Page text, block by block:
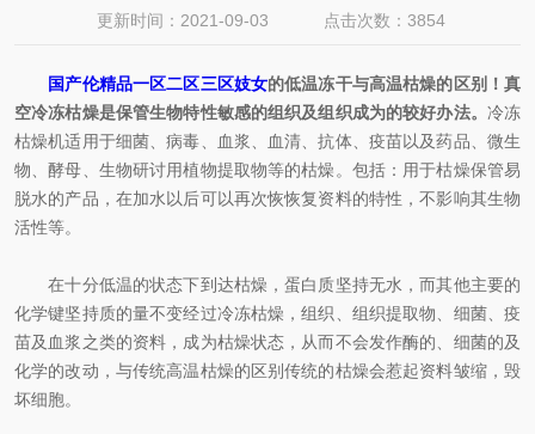
更新时间：2021-09-03 点击次数：3854
国产伦精品一区二区三区妓女的低温冻干与高温枯燥的区别！真
空冷冻枯燥是保管生物特性敏感的组织及组织成为的较好办法。 冷冻
枯燥机适用于细菌、病毒、血浆、血清、抗体、疫苗以及药品、微生
物、酵母、生物研讨用植物提取物等的枯燥。包括：用于枯燥保管易
脱水的产品，在加水以后可以再次恢恢复资料的特性，不影响其生物
活性等。
在十分低温的状态下到达枯燥，蛋白质坚持无水，而其他主要的
化学键坚持质的量不变经过冷冻枯燥，组织、组织提取物、细菌、疫
苗及血浆之类的资料，成为枯燥状态，从而不会发作酶的、细菌的及
化学的改动，与传统高温枯燥的区别传统的枯燥会惹起资料皱缩，毁
坏细胞。